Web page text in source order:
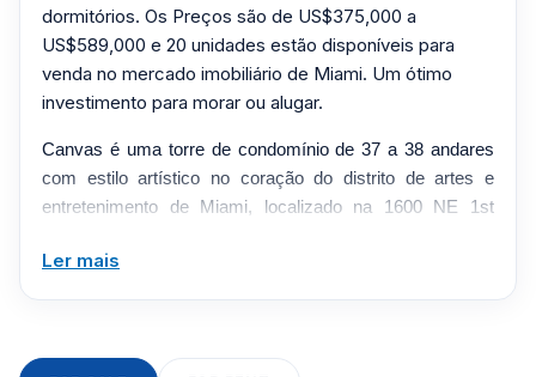
dormitórios. Os Preços são de US$375,000 a
US$589,000 e 20 unidades estão disponíveis para
venda no mercado imobiliário de Miami. Um ótimo
investimento para morar ou alugar.
Canvas é uma torre de condomínio de 37 a 38 andares
com estilo artístico no coração do distrito de artes e
entretenimento de Miami, localizado na 1600 NE 1st
Investments e projetada pela CFE Architects, a torre de
Ler mais